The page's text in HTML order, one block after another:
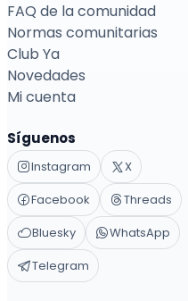
FAQ de la comunidad
Normas comunitarias
Club Ya
Novedades
Mi cuenta
Síguenos
Instagram
X
Facebook
Threads
Bluesky
WhatsApp
Telegram